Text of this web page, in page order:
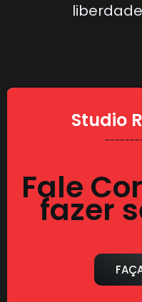
Studio
Fale
fazer